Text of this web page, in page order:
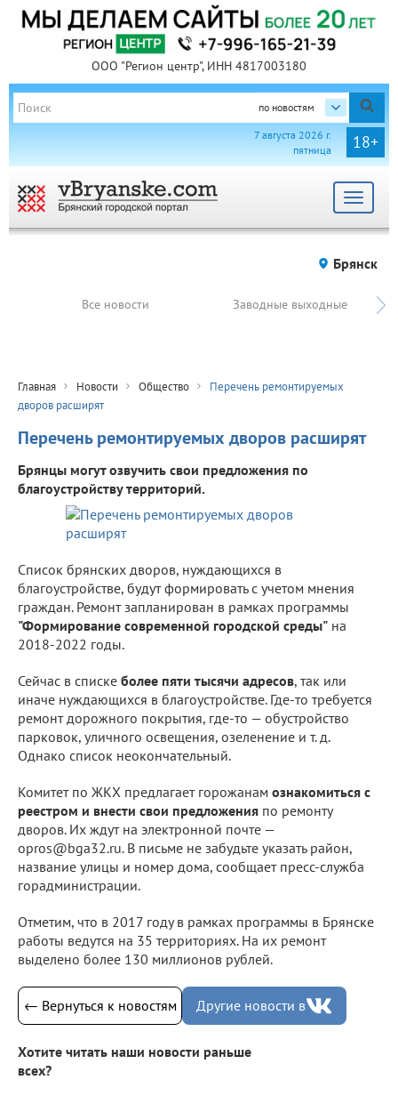
ООО "Регион центр", ИНН 4817003180
по новостям
18+
7 августа 2026 г.
пятница
Toggle
Брянск
Все новости Заводные выходные
Главная Новости Общество
Перечень ремонтируемых
дворов расширят
Перечень ремонтируемых дворов расширят
Брянцы могут озвучить свои предложения по
благоустройству территорий.
Список брянских дворов, нуждающихся в
благоустройстве, будут формировать с учетом мнения
граждан. Ремонт запланирован в рамках программы
"Формирование современной городской среды" на
2018-2022 годы.
Сейчас в списке более пяти тысячи адресов, так или
иначе нуждающихся в благоустройстве. Где-то требуется
ремонт дорожного покрытия, где-то — обустройство
парковок, уличного освещения, озеленение и т. д.
Однако список неокончательный.
Комитет по ЖКХ предлагает горожанам ознакомиться с
реестром и внести свои предложения по ремонту
дворов. Их ждут на электронной почте —
opros@bga32.ru. В письме не забудьте указать район,
название улицы и номер дома, сообщает пресс-служба
горадминистрации.
Отметим, что в 2017 году в рамках программы в Брянске
работы ведутся на 35 территориях. На их ремонт
выделено более 130 миллионов рублей.
← Вернуться к новостям Другие новости в
Хотите читать наши новости раньше
всех?